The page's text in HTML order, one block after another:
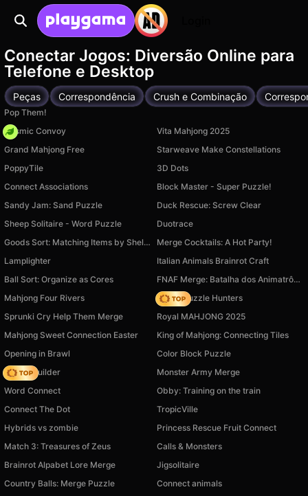
Conectar Jogos: Diversão Online para
Telefone e Desktop
Peças Correspondência Crush e Combinação
Pop Them!
Cosmic Convoy
Vita Mahjong 2025
Grand Mahjong Free
Starweave Make Constellations
PoppyTile
3D Dots
Connect Associations
Block Master - Super Puzzle!
Sandy Jam: Sand Puzzle
Duck Rescue: Screw Clear
Sheep Solitaire - Word Puzzle
Duotrace
Goods Sort: Matching Items by Shelves
Merge Cocktails: A Hot Party!
Lamplighter
Italian Animals Brainrot Craft
Ball Sort: Organize as Cores
FNAF Merge: Batalha dos Animatrônicos
Mahjong Four Rivers
K-Pop Puzzle Hunters
Sprunki Cry Help Them Merge
Royal MAHJONG 2025
Mahjong Sweet Connection Easter
King of Mahjong: Connecting Tiles
Opening in Brawl
Color Block Puzzle
Bridge Builder
Monster Army Merge
Word Connect
Obby: Training on the train
Connect The Dot
TropicVille
Hybrids vs zombie
Princess Rescue Fruit Connect
Match 3: Treasures of Zeus
Calls & Monsters
Brainrot Alpabet Lore Merge
Jigsolitaire
Country Balls: Merge Puzzle
Connect animals